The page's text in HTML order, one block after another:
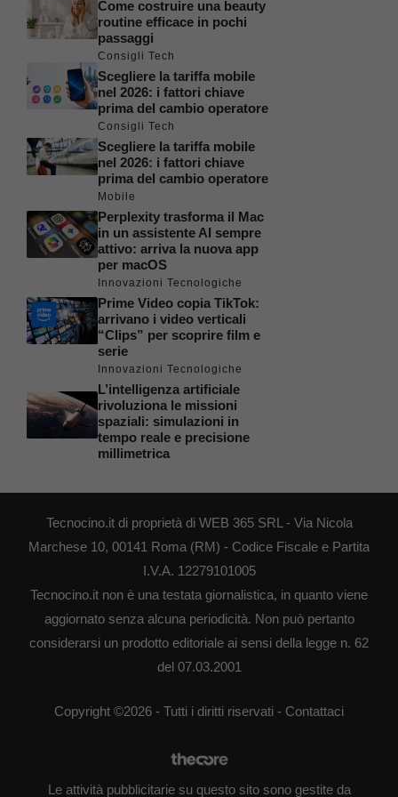
Come costruire una beauty
routine efficace in pochi
passaggi
Consigli Tech
Scegliere la tariffa mobile
nel 2026: i fattori chiave
prima del cambio operatore
Consigli Tech
Scegliere la tariffa mobile
nel 2026: i fattori chiave
prima del cambio operatore
Mobile
Perplexity trasforma il Mac
in un assistente AI sempre
attivo: arriva la nuova app
per macOS
Innovazioni Tecnologiche
Prime Video copia TikTok:
arrivano i video verticali
“Clips” per scoprire film e
serie
Innovazioni Tecnologiche
L’intelligenza artificiale
rivoluziona le missioni
spaziali: simulazioni in
tempo reale e precisione
millimetrica
Tecnocino.it di proprietà di WEB 365 SRL - Via Nicola
Marchese 10, 00141 Roma (RM) - Codice Fiscale e Partita
I.V.A. 12279101005
Tecnocino.it non è una testata giornalistica, in quanto viene
aggiornato senza alcuna periodicità. Non può pertanto
considerarsi un prodotto editoriale ai sensi della legge n. 62
del 07.03.2001
Copyright ©2026 - Tutti i diritti riservati - Contattaci
Le attività pubblicitarie su questo sito sono gestite da